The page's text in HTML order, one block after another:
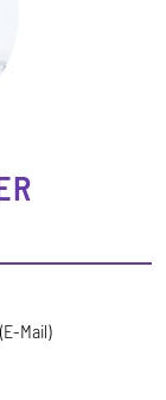
Mail)